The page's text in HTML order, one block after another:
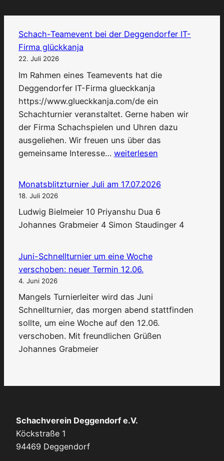
Schach-Teamevent bei der Deggendorfer IT-
Firma glückkanja
22. Juli 2026
Im Rahmen eines Teamevents hat die
Deggendorfer IT-Firma glueckkanja
https://www.glueckkanja.com/de ein
Schachturnier veranstaltet. Gerne haben wir
der Firma Schachspielen und Uhren dazu
ausgeliehen. Wir freuen uns über das
gemeinsame Interesse… Schach-
der
IT-
Firma
weiterlesen
Monatsblitzturnier Juli am 17.07.2026
18. Juli 2026
Ludwig Bielmeier 10 Priyanshu Dua 6
Johannes Grabmeier 4 Simon Staudinger 4
Juni-Schnellturnier um eine Woche
verschoben: neuer Termin 12.06.
4. Juni 2026
Mangels Turnierleiter wird das Juni
Schnellturnier, das morgen abend stattfinden
sollte, um eine Woche auf den 12.06.
verschoben. Mit freundlichen Grüßen
Johannes Grabmeier
Schachverein Deggendorf e.V.
Köckstraße 1
94469 Deggendorf